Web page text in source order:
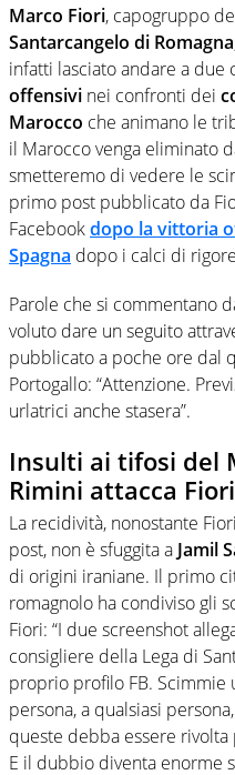
Marco Fiori, capogruppo
Santarcangelo di Romagna
infatti lasciato andare a
offensivi nei confronti dei
Marocco che animano le
il Marocco venga eliminato
smetteremo di vedere le
primo post pubblicato da
Facebookdopo la vittoria
Spagna dopo i calci di
Parole che si commentano
voluto dare un seguito
pubblicato a poche ore dal
Portogallo: “Attenzione.
urlatrici anche stasera”.
Insulti ai tifosi del
Rimini attacca Fiori
La recidività, nonostante
post, non è sfuggita a Jamil
di origini iraniane. Il primo
romagnolo ha condiviso gli
Fiori: “I due screenshot
consigliere della Lega di
proprio profilo FB.
persona, a qualsiasi
queste debba essere
E il dubbio diventa enorme